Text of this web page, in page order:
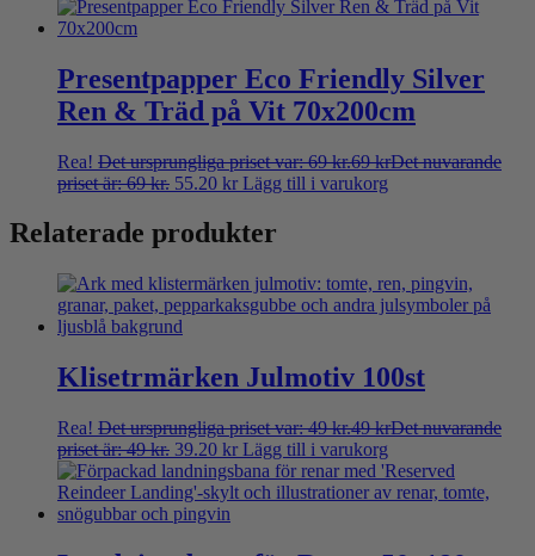
Presentpapper Eco Friendly Silver
Ren & Träd på Vit 70x200cm
Rea! Det ursprungliga priset var: 69 kr.69krDet nuvarande
priset är: 69 kr. 55.20 kr Lägg till i varukorg
Relaterade produkter
Klisetrmärken Julmotiv 100st
Rea! Det ursprungliga priset var: 49 kr.49krDet nuvarande
priset är: 49 kr. 39.20 kr Lägg till i varukorg